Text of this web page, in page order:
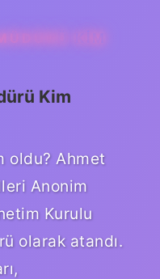
KIM
Kim
oldu? Ahmet
Anonim
Kurulu
olarak atandı.